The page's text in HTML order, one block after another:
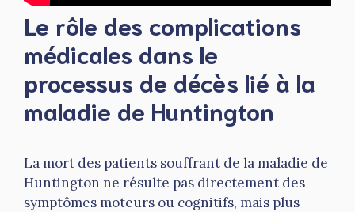
Le rôle des complications
médicales dans le
processus de décès lié à la
maladie de Huntington
La mort des patients souffrant de la maladie de
Huntington ne résulte pas directement des
symptômes moteurs ou cognitifs, mais plus